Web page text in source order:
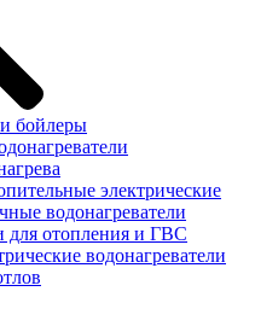
бойлеры
электрические
водонагреватели
для отопления и ГВС
водонагреватели